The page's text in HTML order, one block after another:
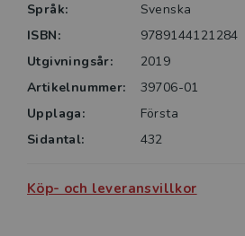
Språk:
Svenska
ISBN:
9789144121284
Utgivningsår:
2019
Artikelnummer:
39706-01
Upplaga:
Första
Sidantal:
432
Köp- och leveransvillkor